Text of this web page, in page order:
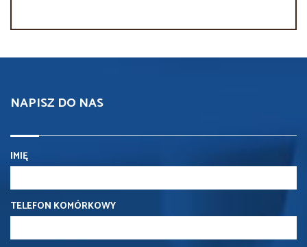
NAPISZ DO NAS
IMIĘ
TELEFON KOMÓRKOWY